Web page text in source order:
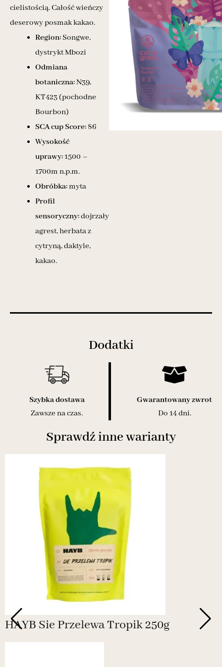
cielistością. Całość wieńczy
deserowy posmak kakao.
Region: Songwe,
dystrykt Mbozi
Odmiana
botaniczna:N39,
KT423 (pochodne
Bourbon)
SCA cup Score: 86
Wysokość
uprawy:1500 –
1700m n.p.m.
Obróbka:myta
Profil
sensoryczny:dojrzały
agrest, herbata z
cytryną, daktyle,
kakao.
Dodatki
Szybka dostawa
Zawsze na czas.
Gwarantowany zwrot
Do 14 dni.
Sprawdź inne warianty
HAYB Sie Przelewa Tropik 250g